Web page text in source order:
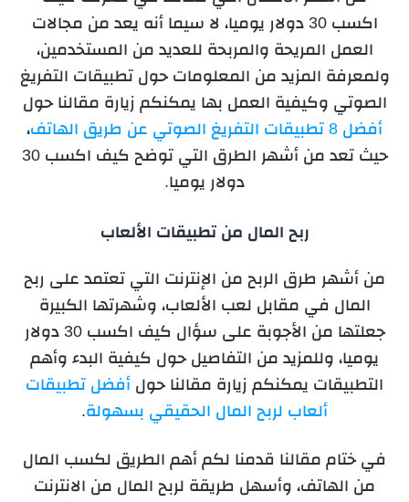
اكسب 30 دولار يوميا، لا سيما أنه يعد من مجالات
العمل المريحة والمربحة للعديد من المستخدمين،
ولمعرفة المزيد من المعلومات حول تطبيقات التفريغ
الصوتي وكيفية العمل بها يمكنكم زيارة مقالنا حول
أفضل 8 تطبيقات التفريغ الصوتي عن طريق الهاتف
،
حيث تعد من أشهر الطرق التي توضح كيف اكسب 30
دولار يوميا.
ربح المال من تطبيقات الألعاب
من أشهر طرق الربح من الإنترنت التي تعتمد على ربح
المال في مقابل لعب الألعاب، وشهرتها الكبيرة
جعلتها من الأجوبة على سؤال كيف اكسب 30 دولار
يوميا، وللمزيد من التفاصيل حول كيفية البدء وأهم
التطبيقات يمكنكم زيارة مقالنا حول أفضل تطبيقات
ألعاب لربح المال الحقيقي بسهولة.
في ختام مقالنا قدمنا لكم أهم الطريق لكسب المال
من الهاتف، وأسهل طريقة لربح المال من الانترنت